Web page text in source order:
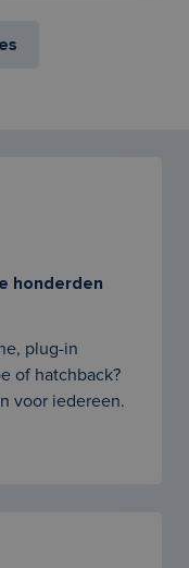
honderden
plug-in
of hatchback?
voor iedereen.